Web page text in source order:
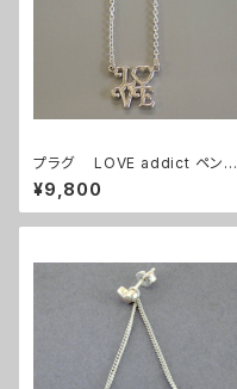
プラグ LOVE addict ペンダ
ント
¥9,800